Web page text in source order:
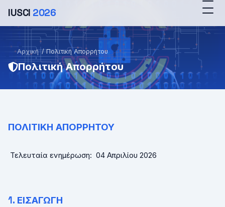
IUSCI 2026
Αρχική / Πολιτική Απορρήτου
Πολιτική Απορρήτου
ΠΟΛΙΤΙΚΗ ΑΠΟΡΡΗΤΟΥ
Τελευταία ενημέρωση: 04 Απριλίου 2026
1. ΕΙΣΑΓΩΓΗ